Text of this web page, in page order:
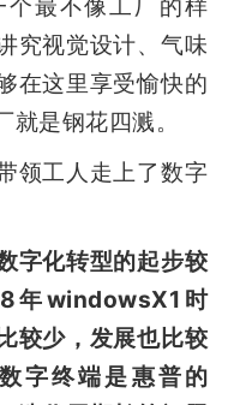
究视觉设计、气味
在这里享受愉快的
是钢花四溅。
领工人走上了数字
字化转型的起步较
年windowsX1时
较少，发展也比较
字终端是惠普的